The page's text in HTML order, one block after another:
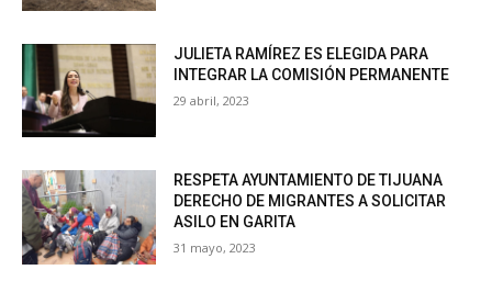
JULIETA RAMÍREZ ES ELEGIDA PARA
INTEGRAR LA COMISIÓN PERMANENTE
29 abril, 2023
RESPETA AYUNTAMIENTO DE TIJUANA
DERECHO DE MIGRANTES A SOLICITAR
ASILO EN GARITA
31 mayo, 2023